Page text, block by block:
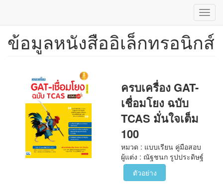
ข้าม
ข้อมูลหนังสืออิเล็กทรอนิกส์
ครบเครื่อง GAT-
เชื่อมโยง ฉบับ
TCAS มั่นใจเต็ม
100
หมวด : แบบเรียน คู่มือสอบ
ผู้แต่ง : ณัฐชนก รูปประดิษฐ์
ตัวอย่าง